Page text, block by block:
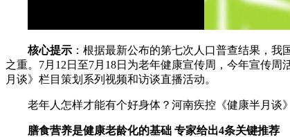
核心提示 ：根据最新公布的第七次人口普查结果，
之重。7月12日至7月18日为老年健康宣传周，今年宣传
月谈》栏目策划系列视频和访谈直播活动。
老年人怎样才能有个好身体？河南疾控《健康半月谈
膳食营养是健康老龄化的基础 专家给出4条关键推荐